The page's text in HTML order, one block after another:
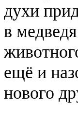
духи
в
ещё и
нового